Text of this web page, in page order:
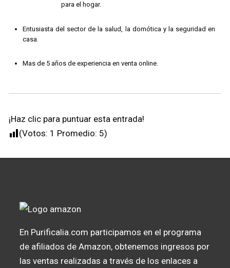
para el hogar.
Entusiasta del sector de la salud, la domótica y la seguridad en
casa.
Mas de 5 años de experiencia en venta online.
¡Haz clic para puntuar esta entrada!
(Votos: 1 Promedio: 5)
En Purificalia.com participamos en el programa
de afiliados de Amazon, obtenemos ingresos por
las ventas realizadas a través de los enlaces a